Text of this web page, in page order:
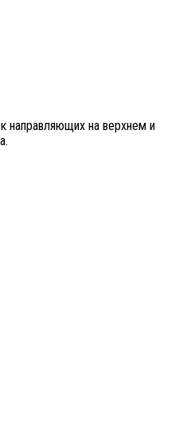
направляющих на верхнем и